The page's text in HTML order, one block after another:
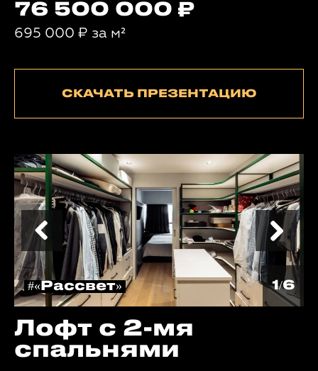
76 500 000
695 000 ₽ за м²
СКАЧАТЬ ПРЕЗЕНТАЦИЮ
#«Рассвет» 1/6
Лофт с 2-мя
спальнями